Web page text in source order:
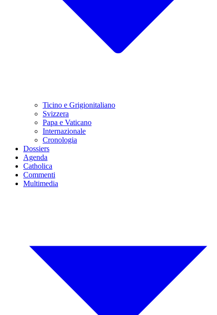
Ticino e Grigionitaliano
Svizzera
Papa e Vaticano
Internazionale
Cronologia
Dossiers
Agenda
Catholica
Commenti
Multimedia